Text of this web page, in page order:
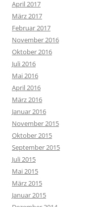
April 2017
März 2017
Februar 2017
November 2016
Oktober 2016
Juli 2016
Mai 2016
April 2016
März 2016
Januar 2016
November 2015
Oktober 2015
September 2015
Juli 2015
Mai 2015
März 2015
Januar 2015